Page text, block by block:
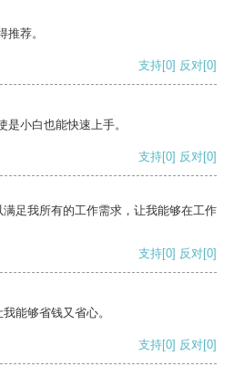
荐。
支持[0] 反对[0]
小白也能快速上手。
支持[0] 反对[0]
足我所有的工作需求，让我能够在工作
支持[0] 反对[0]
能够省钱又省心。
支持[0] 反对[0]